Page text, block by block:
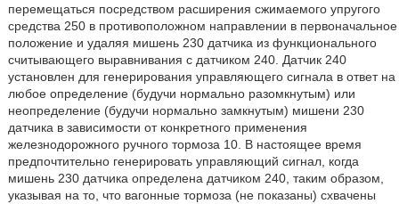
перемещаться посредством расширения сжимаемого упругого
средства 250 в противоположном направлении в первоначальное
положение и удаляя мишень 230 датчика из функционального
считывающего выравнивания с датчиком 240. Датчик 240
установлен для генерирования управляющего сигнала в ответ на
любое определение (будучи нормально разомкнутым) или
неопределение (будучи нормально замкнутым) мишени 230
датчика в зависимости от конкретного применения
железнодорожного ручного тормоза 10. В настоящее время
предпочтительно генерировать управляющий сигнал, когда
мишень 230 датчика определена датчиком 240, таким образом,
указывая на то, что вагонные тормоза (не показаны) схвачены